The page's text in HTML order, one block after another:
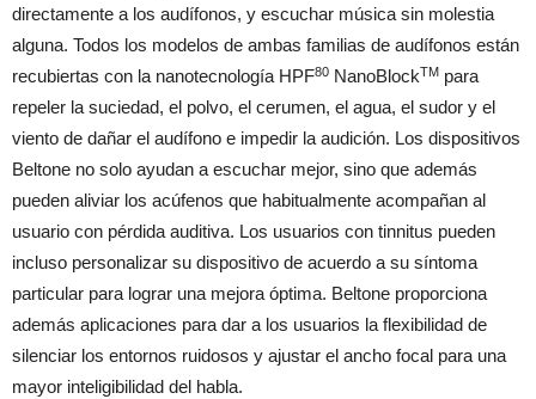
directamente a los audífonos, y escuchar música sin molestia
alguna. Todos los modelos de ambas familias de audífonos están
recubiertas con la nanotecnología HPF80 NanoBlockTM para
repeler la suciedad, el polvo, el cerumen, el agua, el sudor y el
viento de dañar el audífono e impedir la audición. Los dispositivos
Beltone no solo ayudan a escuchar mejor, sino que además
pueden aliviar los acúfenos que habitualmente acompañan al
usuario con pérdida auditiva. Los usuarios con tinnitus pueden
incluso personalizar su dispositivo de acuerdo a su síntoma
particular para lograr una mejora óptima. Beltone proporciona
además aplicaciones para dar a los usuarios la flexibilidad de
silenciar los entornos ruidosos y ajustar el ancho focal para una
mayor inteligibilidad del habla.